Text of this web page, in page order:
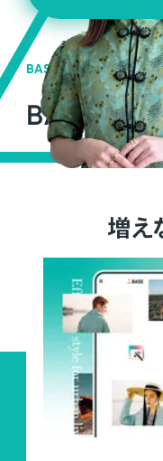
BASEの強み
BASEが
増え